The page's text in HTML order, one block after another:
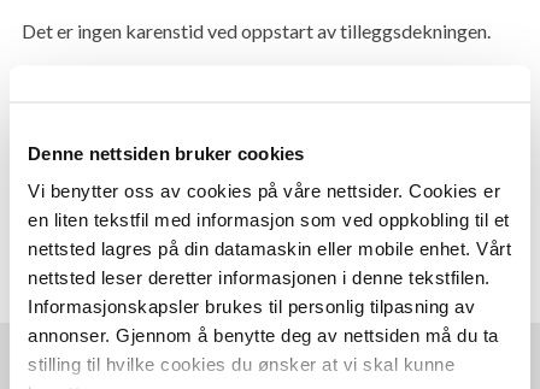
Denne nettsiden bruker cookies
Vi benytter oss av cookies på våre nettsider. Cookies er
en liten tekstfil med informasjon som ved oppkobling til et
nettsted lagres på din datamaskin eller mobile enhet. Vårt
nettsted leser deretter informasjonen i denne tekstfilen.
Informasjonskapsler brukes til personlig tilpasning av
annonser. Gjennom å benytte deg av nettsiden må du ta
stilling til hvilke cookies du ønsker at vi skal kunne
Det er ingen karenstid ved oppstart av tilleggsdekningen.
Se priser for sykeavbrudd basis
Spørsmål og svar